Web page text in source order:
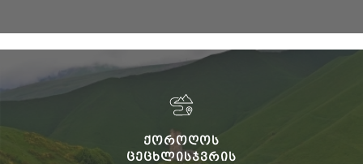
ᲥᲝᲠᲝᲦᲝᲡ
ᲪᲔᲪᲮᲚᲘᲡᲯᲕᲠᲘᲡ